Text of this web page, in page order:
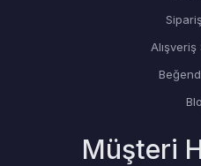
Müşteri